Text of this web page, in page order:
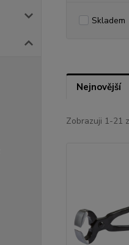
Skladem
Nejnovější
Zobrazuji 1-21